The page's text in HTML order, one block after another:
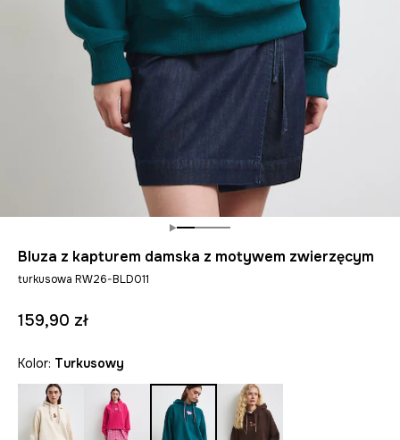
Bluza z kapturem damska z motywem zwierzęcym
turkusowa RW26-BLD011
159,90 zł
Kolor: turkusowy